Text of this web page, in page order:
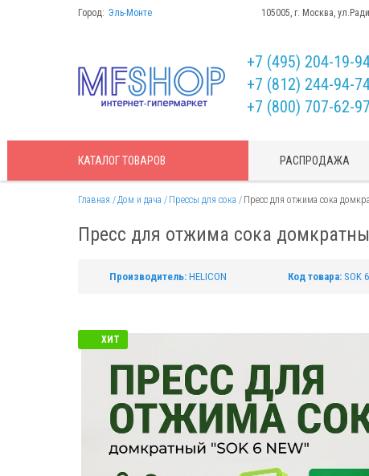
Город: Эль-Монте 105005, г. Москва,
+7 (495) 204-19-
+7 (812) 244-94-
+7 (800) 707-62-
КАТАЛОГТОВАРОВ РАСПРОДАЖА
Главная Дом и дача Прессы для сока Пресс для отжима сока
Пресс для отжима сока
Производитель: HELICON Код товара: SOK
ХИТ